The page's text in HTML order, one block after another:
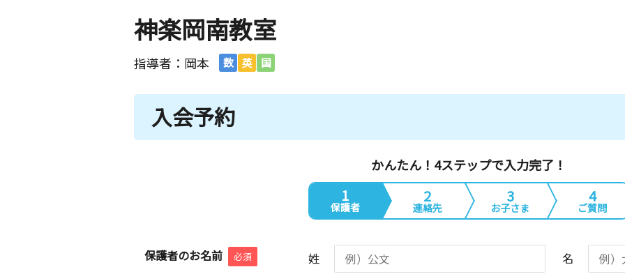
神楽岡南教室
指導者：岡本 数 英 国
入会予約
かんたん！4ステップで入力完了！
1
保護者
2
連絡先
3
お子さま
4
ご質問
保護者のお名前 必須 姓 名